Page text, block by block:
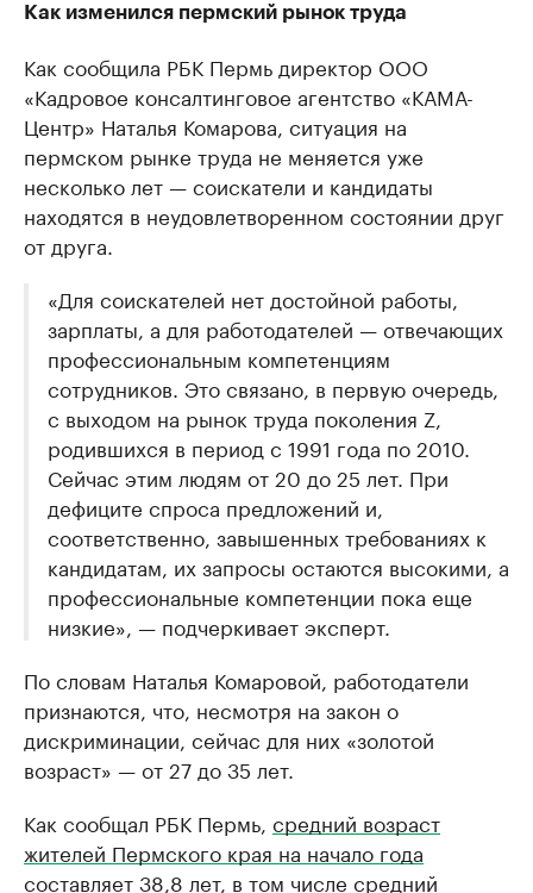
Как изменился пермский рынок труда
Как сообщила РБК Пермь директор ООО
«Кадровое консалтинговое агентство «КАМА-
Центр» Наталья Комарова, ситуация на
пермском рынке труда не меняется уже
несколько лет — соискатели и кандидаты
находятся в неудовлетворенном состоянии друг
от друга.
«Для соискателей нет достойной работы,
зарплаты, а для работодателей — отвечающих
профессиональным компетенциям
сотрудников. Это связано, в первую очередь,
с выходом на рынок труда поколения Z,
родившихся в период с 1991 года по 2010.
Сейчас этим людям от 20 до 25 лет. При
дефиците спроса предложений и,
соответственно, завышенных требованиях к
кандидатам, их запросы остаются высокими, а
профессиональные компетенции пока еще
низкие», — подчеркивает эксперт.
По словам Наталья Комаровой, работодатели
признаются, что, несмотря на закон о
дискриминации, сейчас для них «золотой
возраст» — от 27 до 35 лет.
Как сообщал РБК Пермь, средний возраст
жителей Пермского края на начало года
составляет 38,8 лет, в том числе средний